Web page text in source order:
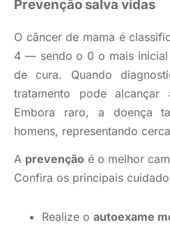
Prevenção salva vidas
O câncer de mama é
4 — sendo o 0 o mais inicial
de cura. Quando
tratamento pode alcançar
Embora raro, a doença
homens, representando
A prevenção é o melhor
Confira os principais
Realize o autoexame